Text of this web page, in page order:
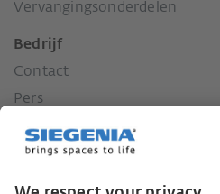
Vervangingsonderdelen
Bedrijf
Contact
Pers
Geschiedenis
Onze waarden